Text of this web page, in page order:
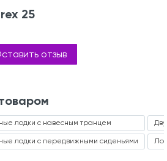
25
отзыв
лодки с навесным транцем
лодки с передвижными сиденьями